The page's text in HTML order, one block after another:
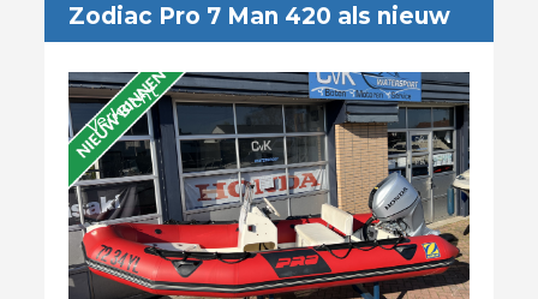
Zodiac Pro 7 Man 420 als nieuw
Verkocht